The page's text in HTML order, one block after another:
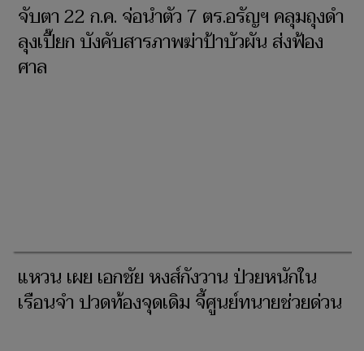
จับตา 22 ก.ค. จ่อนำตัว 7 ตร.อรัญฯ คลุมถุงดำ
ลุงเปี๊ยก บังคับสารภาพฆ่าป้าบัวผัน ส่งฟ้อง
ศาล
แหวน เผย เอกชัย หงส์กังวาน ป่วยหนักใน
เรือนจำ ปวดท้องจุดเดิม จี้ศูนย์ทนายช่วยด่วน